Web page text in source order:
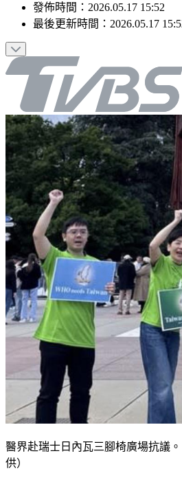
發佈時間： 2026.05.17 15:52
最後更新時間： 2026.05.17
醫界赴瑞士日內瓦三腳椅廣場抗議
供）